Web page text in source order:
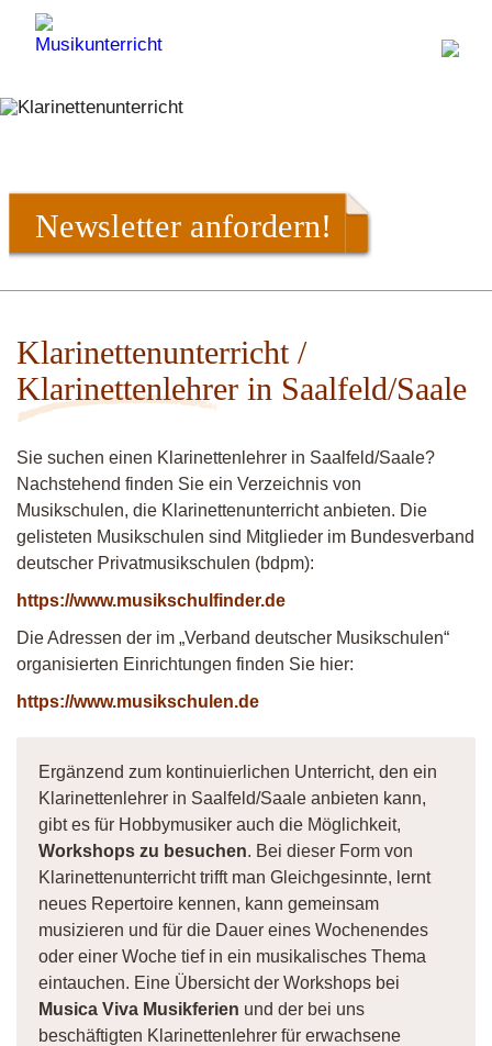
Newsletter anfordern!
Klarinettenunterricht /
Klarinettenlehrer in Saalfeld/Saale
Sie suchen einen Klarinettenlehrer in Saalfeld/Saale?
Nachstehend finden Sie ein Verzeichnis von
Musikschulen, die Klarinettenunterricht anbieten. Die
gelisteten Musikschulen sind Mitglieder im Bundesverband
deutscher Privatmusikschulen (bdpm):
https://www.musikschulfinder.de
Die Adressen der im „Verband deutscher Musikschulen“
organisierten Einrichtungen finden Sie hier:
https://www.musikschulen.de
Ergänzend zum kontinuierlichen Unterricht, den ein
Klarinettenlehrer in Saalfeld/Saale anbieten kann,
gibt es für Hobbymusiker auch die Möglichkeit,
Workshops zu besuchen. Bei dieser Form von
Klarinettenunterricht trifft man Gleichgesinnte, lernt
neues Repertoire kennen, kann gemeinsam
musizieren und für die Dauer eines Wochenendes
oder einer Woche tief in ein musikalisches Thema
eintauchen. Eine Übersicht der Workshops bei
Musica Viva Musikferien und der bei uns
beschäftigten Klarinettenlehrer für erwachsene